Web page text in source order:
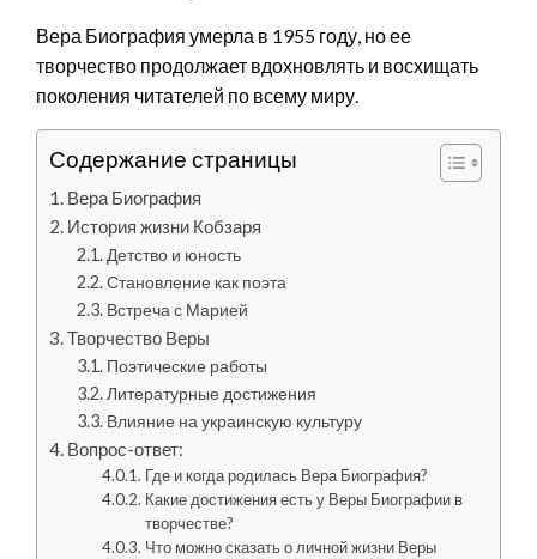
Вера Биография умерла в 1955 году, но ее
творчество продолжает вдохновлять и восхищать
поколения читателей по всему миру.
Содержание страницы
Вера Биография
История жизни Кобзаря
Детство и юность
Становление как поэта
Встреча с Марией
Творчество Веры
Поэтические работы
Литературные достижения
Влияние на украинскую культуру
Вопрос-ответ:
Где и когда родилась Вера Биография?
Какие достижения есть у Веры Биографии в
творчестве?
Что можно сказать о личной жизни Веры